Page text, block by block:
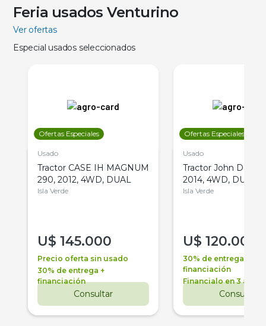
Feria usados Venturino
Ver ofertas
Especial usados seleccionados
Ofertas Especiales
Usado
Tractor CASE IH MAGNUM
290, 2012, 4WD, DUAL
Isla Verde
U$ 145.000
Precio oferta sin usado
30% de entrega +
financiación
Consultar
Ofertas Especiales
Usado
Tractor John Deere
2014, 4WD, DUAL
Isla Verde
U$ 120.000
30% de entrega +
financiación
Financialo en 3 años
Consultar